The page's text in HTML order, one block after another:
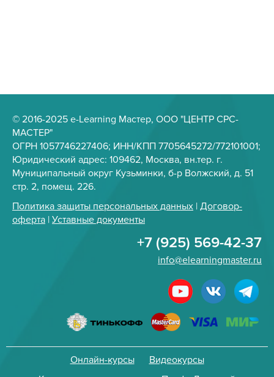
© 2016-2025 e-Learning Мастер, ООО "ЦЕНТР СРС-
МАСТЕР"
ОГРН 1057746227406; ИНН/КПП 7705645272/772101001;
Юридический адрес: 109462, Москва, вн.тер. г.
Муниципальный округ Кузьминки, б-р Волжский, д. 51
стр. 2, помещ. 226.
Политика защиты персональных данных | Договор-
оферта | Уставные документы
+7 (925) 569-42-37
info@elearningmaster.ru
Онлайн-курсы
Видеокурсы